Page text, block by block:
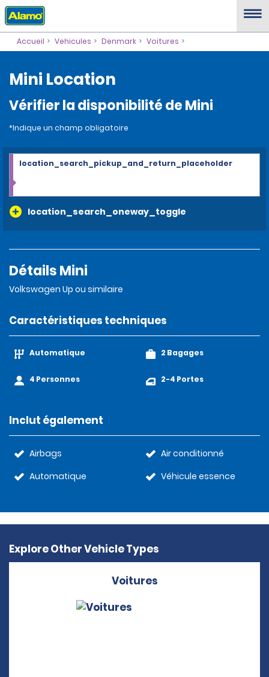
Accueil Vehicules Denmark Voitures
Mini Location
Vérifier la disponibilité de Mini
*Indique un champ obligatoire
location_search_oneway_toggle
location_search_pickup_and_return_placeholder
Détails Mini
Volkswagen Up ou similaire
Caractéristiques techniques
Automatique
4 Personnes
2 Bagages
2-4 Portes
Inclut également
Airbags
Automatique
Air conditionné
Véhicule essence
Explore Other Vehicle Types
Voitures